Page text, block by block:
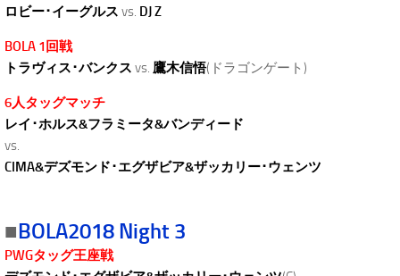
ロビー･イーグルス vs. DJ Z
BOLA 1回戦
トラヴィス･バンクス vs. 鷹木信悟(ドラゴンゲート)
6人タッグマッチ
レイ･ホルス&フラミータ&バンディード
vs.
CIMA&デズモンド･エグザビア&ザッカリー･ウェンツ
■BOLA2018 Night 3
PWGタッグ王座戦